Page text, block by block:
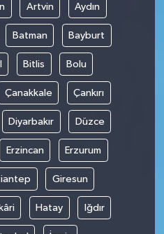
Artvin Aydın
Batman Bayburt
Bitlis Bolu
Çanakkale Çankırı
Diyarbakır Düzce
Erzincan Erzurum
Giresun
Hatay Iğdır